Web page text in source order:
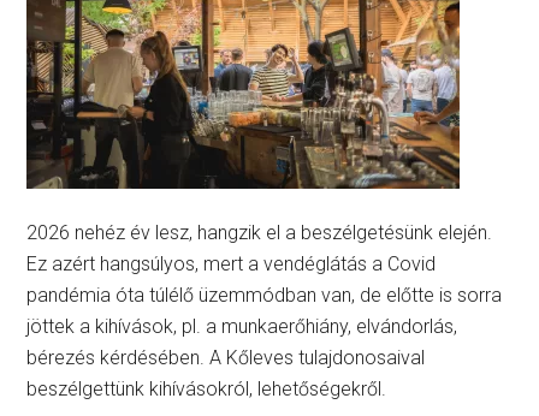
2026 nehéz év lesz, hangzik el a beszélgetésünk elején.
Ez azért hangsúlyos, mert a vendéglátás a Covid
pandémia óta túlélő üzemmódban van, de előtte is sorra
jöttek a kihívások, pl. a munkaerőhiány, elvándorlás,
bérezés kérdésében. A Kőleves tulajdonosaival
beszélgettünk kihívásokról, lehetőségekről.